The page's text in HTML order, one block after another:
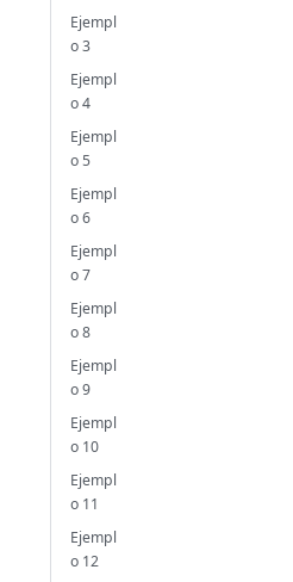
Ejempl
o 3
Ejempl
o 4
Ejempl
o 5
Ejempl
o 6
Ejempl
o 7
Ejempl
o 8
Ejempl
o 9
Ejempl
o 10
Ejempl
o 11
Ejempl
o 12